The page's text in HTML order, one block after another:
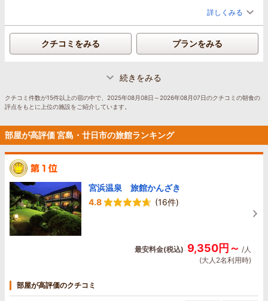
詳しくみる
クチコミをみる プランをみる
続きをみる
クチコミ件数が15件以上の宿の中で、2025年08月08日～2026年08月07日のクチコミの朝食の
評点をもとに上位の施設をご紹介しています。
部屋が高評価 宮島・廿日市の旅館ランキング
宮浜温泉 旅館かんざき
4.8
(16件)
最安料金(税込) 9,350円～ /人
(大人2名利用時)
部屋が高評価のクチコミ